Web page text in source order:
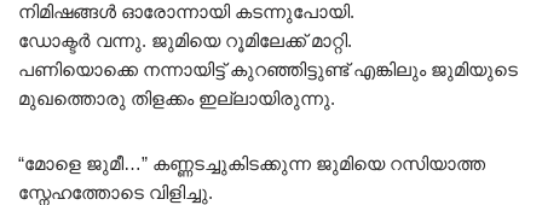
നിമിഷങ്ങൾ ഓരോന്നായി കടന്നുപോയി.
ഡോക്ടർ വന്നു. ജുമിയെ റൂമിലേക്ക് മാറ്റി.
പണിയൊക്കെ നന്നായിട്ട് കുറഞ്ഞിട്ടുണ്ട് എങ്കിലും ജുമിയുടെ
മുഖത്തൊരു തിളക്കം ഇല്ലായിരുന്നു.
“മോളെ ജുമീ…” കണ്ണടച്ചുകിടക്കുന്ന ജുമിയെ റസിയാത്ത
സ്നേഹത്തോടെ വിളിച്ചു.